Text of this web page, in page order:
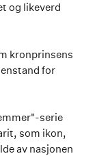
og likeverd
kronprinsens
for
serie
som ikon,
av nasjonen